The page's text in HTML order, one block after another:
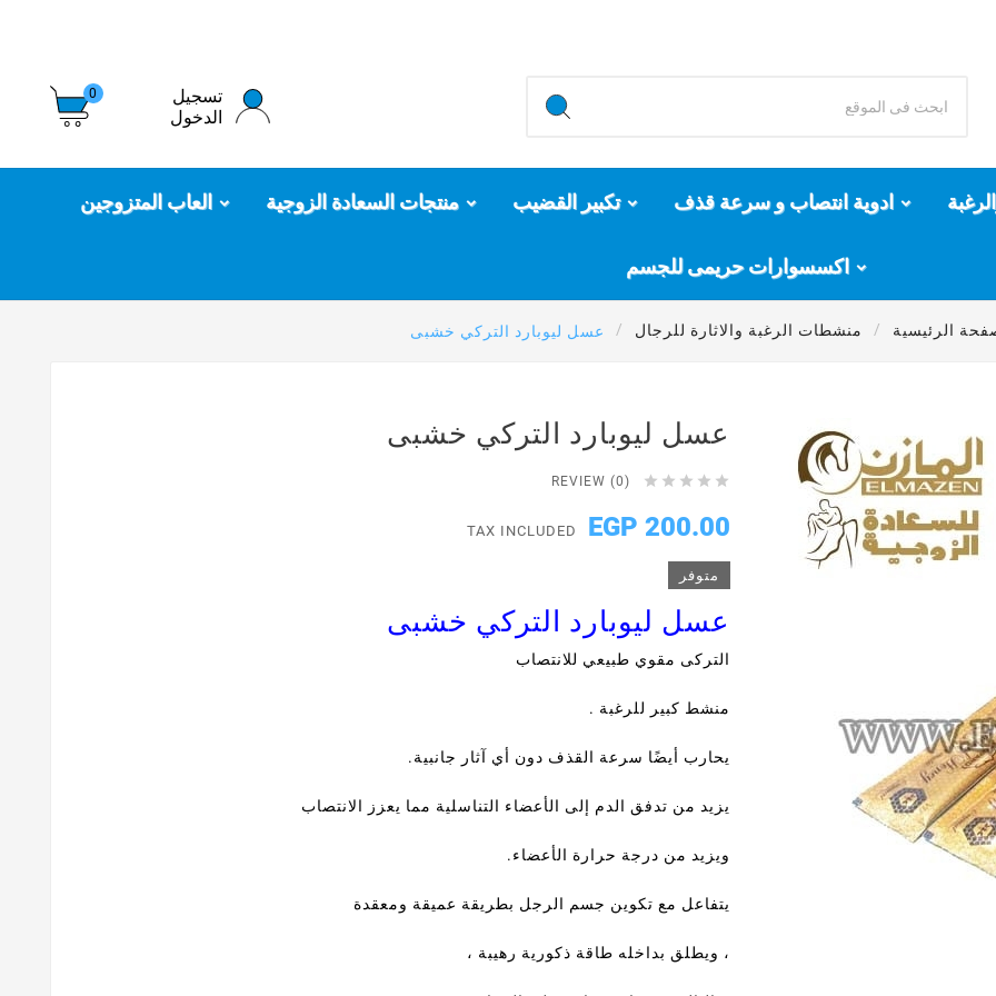
تسجيل
الدخول
0
ادوية انتصاب و سرعة قذف تكبير القضيب منتجات السعادة الزوجية العاب المتزوجين
اكسسوارات حريمى للجسم
الرئيسية منشطات الرغبة والاثارة للرجال عسل ليوبارد التركي خشبى
عسل ليوبارد التركي خشبى





REVIEW (0)
200.00 EGP
TAX INCLUDED
متوفر
عسل ليوبارد التركي خشبى
التركى مقوي طبيعي للانتصاب
منشط كبير للرغبة .
يحارب أيضًا سرعة القذف دون أي آثار جانبية.
يزيد من تدفق الدم إلى الأعضاء التناسلية مما يعزز الانتصاب
ويزيد من درجة حرارة الأعضاء.
يتفاعل مع تكوين جسم الرجل بطريقة عميقة ومعقدة
، ويطلق بداخله طاقة ذكورية رهيبة ،